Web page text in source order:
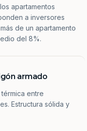
apartamentos
a inversores
de un apartamento
del 8%.
armado
entre
Estructura sólida y